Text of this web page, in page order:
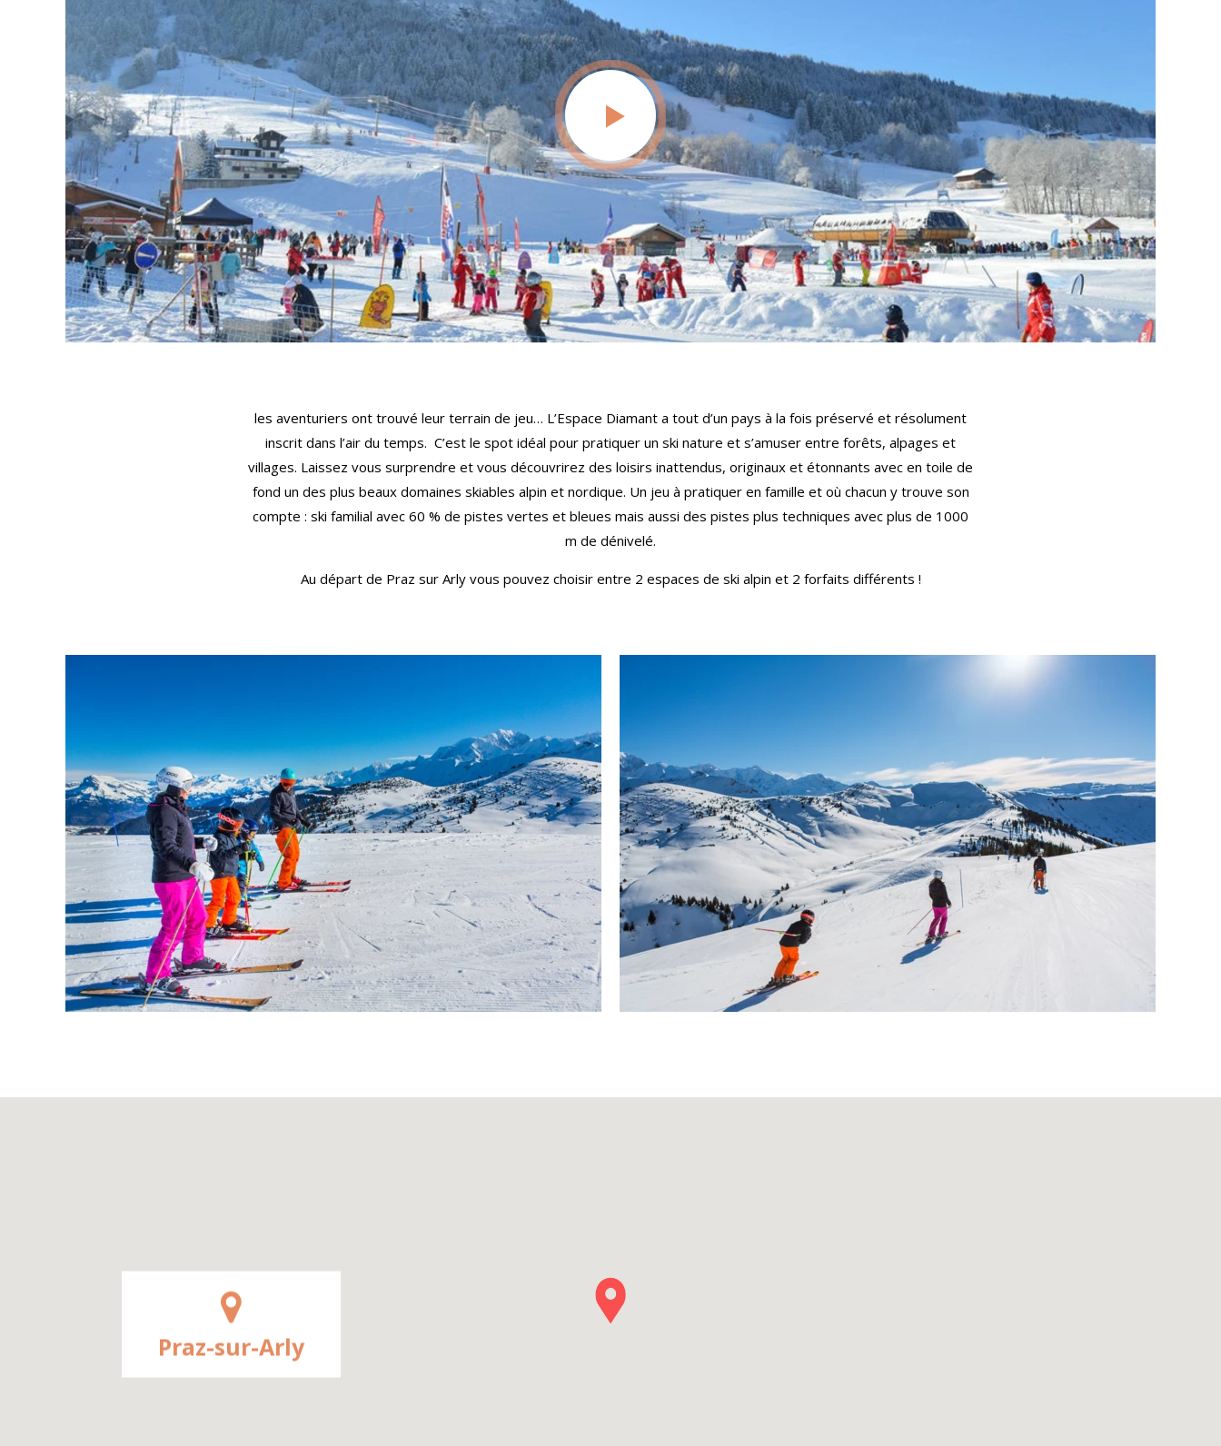
les aventuriers ont trouvé leur terrain de jeu… L’Espace Diamant a tout d’un pays à la fois préservé et résolument
inscrit dans l’air du temps. C’est le spot idéal pour pratiquer un ski nature et s’amuser entre forêts, alpages et
villages. Laissez vous surprendre et vous découvrirez des loisirs inattendus, originaux et étonnants avec en toile de
fond un des plus beaux domaines skiables alpin et nordique. Un jeu à pratiquer en famille et où chacun y trouve son
compte : ski familial avec 60 % de pistes vertes et bleues mais aussi des pistes plus techniques avec plus de 1000
m de dénivelé.
Au départ de Praz sur Arly vous pouvez choisir entre 2 espaces de ski alpin et 2 forfaits différents !
Praz-sur-Arly